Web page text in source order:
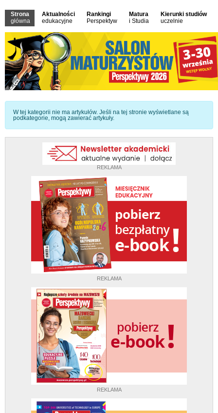
Strona
główna
Aktualności
edukacyjne
Rankingi
Perspektyw
Matura
i Studia
Kierunki studiów
uczelnie
REKLAMA
REKLAMA
REKLAMA
Informacja
W tej kategorii nie ma artykułów. Jeśli na tej stronie wyświetlane są
podkategorie, mogą zawierać artykuły.